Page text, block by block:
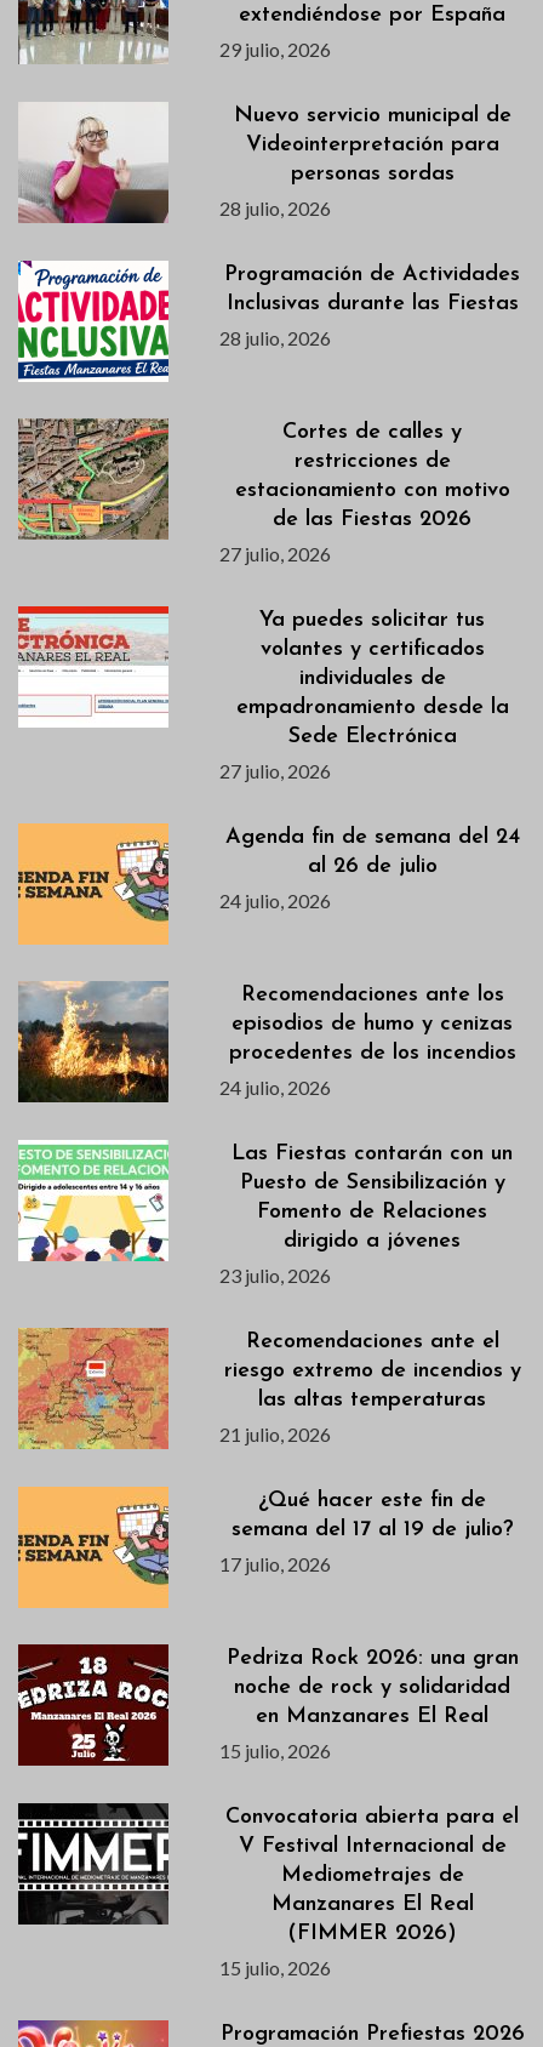
extendiéndose por España
29 julio, 2026
Nuevo servicio municipal de
Videointerpretación para
personas sordas
28 julio, 2026
Programación de Actividades
Inclusivas durante las Fiestas
28 julio, 2026
Cortes de calles y
restricciones de
estacionamiento con motivo
de las Fiestas 2026
27 julio, 2026
Ya puedes solicitar tus
volantes y certificados
individuales de
empadronamiento desde la
Sede Electrónica
27 julio, 2026
Agenda fin de semana del 24
al 26 de julio
24 julio, 2026
Recomendaciones ante los
episodios de humo y cenizas
procedentes de los incendios
24 julio, 2026
Las Fiestas contarán con un
Puesto de Sensibilización y
Fomento de Relaciones
dirigido a jóvenes
23 julio, 2026
Recomendaciones ante el
riesgo extremo de incendios y
las altas temperaturas
21 julio, 2026
¿Qué hacer este fin de
semana del 17 al 19 de julio?
17 julio, 2026
Pedriza Rock 2026: una gran
noche de rock y solidaridad
en Manzanares El Real
15 julio, 2026
Convocatoria abierta para el
V Festival Internacional de
Mediometrajes de
Manzanares El Real
(FIMMER 2026)
15 julio, 2026
Programación Prefiestas 2026